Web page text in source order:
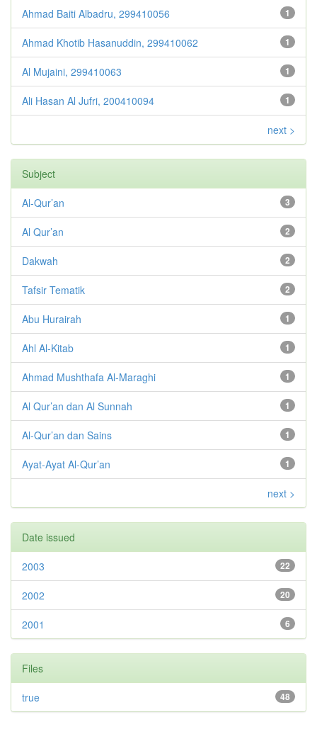
1
Ahmad Baiti Albadru, 299410056
1
Ahmad Khotib Hasanuddin, 299410062
1
Al Mujaini, 299410063
1
Ali Hasan Al Jufri, 200410094
next >
Subject
3
Al-Qur’an
2
Al Qur’an
2
Dakwah
2
Tafsir Tematik
1
Abu Hurairah
1
Ahl Al-Kitab
1
Ahmad Mushthafa Al-Maraghi
1
Al Qur’an dan Al Sunnah
1
Al-Qur’an dan Sains
1
Ayat-Ayat Al-Qur’an
next >
Date issued
22
2003
20
2002
6
2001
Files
48
true